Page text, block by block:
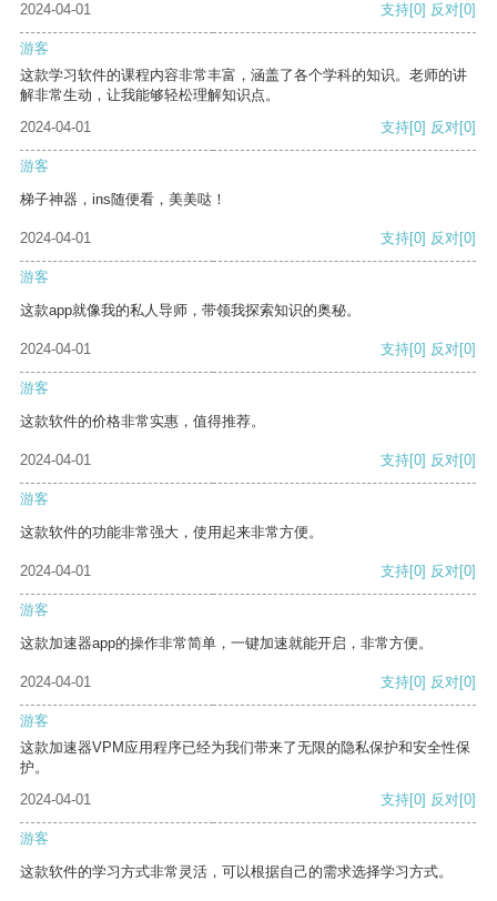
2024-04-01 支持[0] 反对[0]
游客
这款学习软件的课程内容非常丰富，涵盖了各个学科的知识。老师的讲
解非常生动，让我能够轻松理解知识点。
2024-04-01
支持[0] 反对[0]
游客
梯子神器，ins随便看，美美哒！
2024-04-01 支持[0] 反对[0]
游客
这款app就像我的私人导师，带领我探索知识的奥秘。
2024-04-01 支持[0] 反对[0]
游客
这款软件的价格非常实惠，值得推荐。
2024-04-01 支持[0] 反对[0]
游客
这款软件的功能非常强大，使用起来非常方便。
2024-04-01 支持[0] 反对[0]
游客
这款加速器app的操作非常简单，一键加速就能开启，非常方便。
2024-04-01 支持[0] 反对[0]
游客
这款加速器VPM应用程序已经为我们带来了无限的隐私保护和安全性保
护。
2024-04-01
支持[0] 反对[0]
游客
这款软件的学习方式非常灵活，可以根据自己的需求选择学习方式。